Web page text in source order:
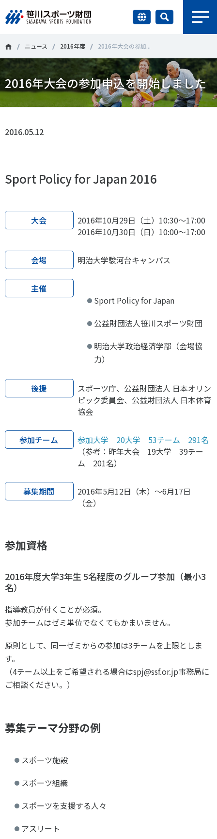
財団情報
研究員紹介
調査・研究
知る学ぶ
お問い合わせ・お申し込み
メールマガジン
会員登録
アクセス
個人情報保護方針
© 2020
＃誰が子どものスポーツをささえるのか ＃部活動
＃アクティブなまちづくり ＃日本人の身体活動と健康寿命
＃障害者スポーツ
スポーツライフ・データ
政策提言
子どものスポーツ
障害者スポーツ
スポーツによるまちづくり
スポーツボランティア
社会づくり
各教育機関との連携
スポーツ振興団体との連携
【動画】スポーツでアクティブなまちづくり
知る学ぶ
SPORT POLICY INCUBATOR ―スポーツ政策の『卵』 ―
Sport Topics
スポーツ辞典
ニュース 2016年度 2016年大会の参加...
2016年大会の参加申込を開始しました
2016.05.12
Sport Policy for Japan 2016
大会
2016年10月29日（土）10:30～17:00
2016年10月30日（日）10:00～17:00
会場 明治大学駿河台キャンパス
主催
Sport Policy for Japan
公益財団法人笹川スポーツ財団
明治大学政治経済学部（会場協
力）
後援
スポーツ庁、公益財団法人 日本オリン
ピック委員会、公益財団法人 日本体育
協会
参加チーム
参加大学 20大学 53チーム 291名
（参考：昨年大会 19大学 39チー
ム 201名）
募集期間
2016年5月12日（木）～6月17日
（金）
参加資格
2016年度大学3年生 5名程度のグループ参加（最小3
名）
指導教員が付くことが必須。
参加チームはゼミ単位でなくてもかまいません。
原則として、同一ゼミからの参加は3チームを上限としま
す。
（4チーム以上をご希望される場合はspj@ssf.or.jp事務局に
ご相談ください。）
募集テーマ分野の例
スポーツ施設
スポーツ組織
スポーツを支援する人々
アスリート